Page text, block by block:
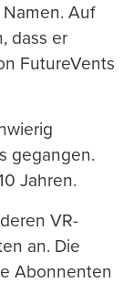
Auf
dass er
FutureVents
gegangen.
Jahren.
VR-
an. Die
Abonnenten